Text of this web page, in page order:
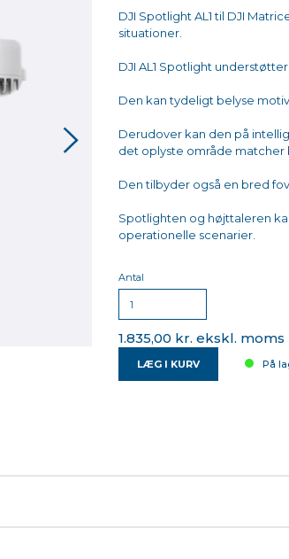
DJI Spotlight AL1 til DJI
situationer.
DJI AL1 Spotlight
Den kan tydeligt belyse
Derudover kan den på
det oplyste område matcher
Den tilbyder også en bred
Spotlighten og højttaleren
operationelle scenarier.
Antal
1.835,00 kr. ekskl. moms
LÆG I KURV På